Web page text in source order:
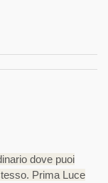
dove puoi
Prima Luce